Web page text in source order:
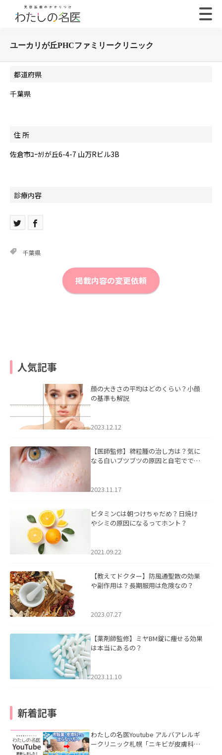
ユーカリが丘PHCファミリークリニック
都道府県
千葉県
住 所
佐倉市ﾕｰｶﾘが丘6-4-7 山万Rビル3B
診療内容
千葉県
掲載内容の変更依頼
人気記事
顔の大きさの平均はどのくらい？小顔
の基準も解説
2023.12.12
【医師監修】稗粒腫の治し方は？気に
なる白いブツブツの原因と自宅ででき
2023.11.17
ビタミンCは朝つけちゃだめ？日焼け
やシミの原因になるってホント？
2021.09.22
【教えてドクター】防風通聖散の効果
や副作用は？長期服用は危険なの？
2023.07.27
【薬剤師監修】ミヤBM錠に痩せる効果
は本当にあるの？
2023.11.10
新着記事
わたしの名医Youtube アルバアレルギ
ークリニック札幌「ニキビが皮膚科で